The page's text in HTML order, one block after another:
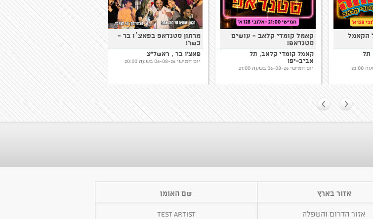
מרתון סטנדאפ בפאצ׳ו בר -
כשר!
פאצ'ו בר , ראשל"צ
יום חמישי 06-08-26 בשעה 20:00
קאמל קומדי קלאב - עושים
סטנדאפ!
קאמל קומדי קלאב, תל
אביב-יפו
הבמה הפתוחה של הקאמל
קומדי קלאב!
קאמל קומדי קלאב, תל
אביב-יפו
יום חמישי 06-08-26 בשעה 23:00
אזור בארץ
אזור הדרום והשפלה
שם האומן
TEST ARTIST